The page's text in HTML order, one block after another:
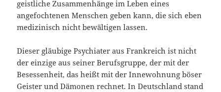
geistliche Zusammenhänge im Leben eines
angefochtenen Menschen geben kann, die sich eben
medizinisch nicht bewältigen lassen.
Dieser gläubige Psychiater aus Frankreich ist nicht
der einzige aus seiner Berufsgruppe, der mit der
Besessenheit, das heißt mit der Innewohnung böser
Geister und Dämonen rechnet. In Deutschland stand